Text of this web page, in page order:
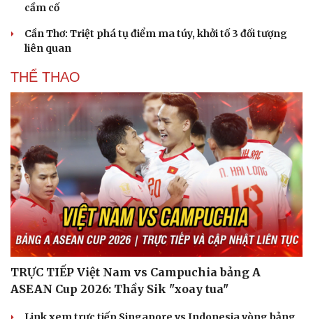
cầm cố
Cần Thơ: Triệt phá tụ điểm ma túy, khởi tố 3 đối tượng
liên quan
THỂ THAO
TRỰC TIẾP Việt Nam vs Campuchia bảng A
ASEAN Cup 2026: Thầy Sik "xoay tua"